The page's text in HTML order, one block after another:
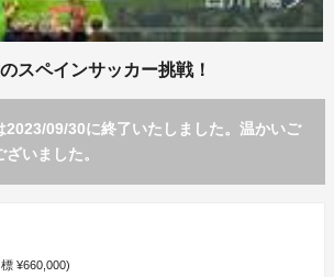
スペインサッカー挑戦！
2023/09/30に終了いたしました。温かいご
いました。
¥660,000)